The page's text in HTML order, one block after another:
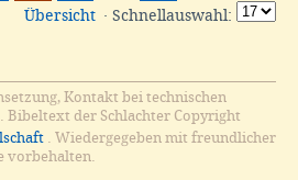
Übersicht · Schnellauswahl:
Kontakt bei technischen
. Bibeltext der Schlachter Copyright
. Wiedergegeben mit freundlicher
vorbehalten.